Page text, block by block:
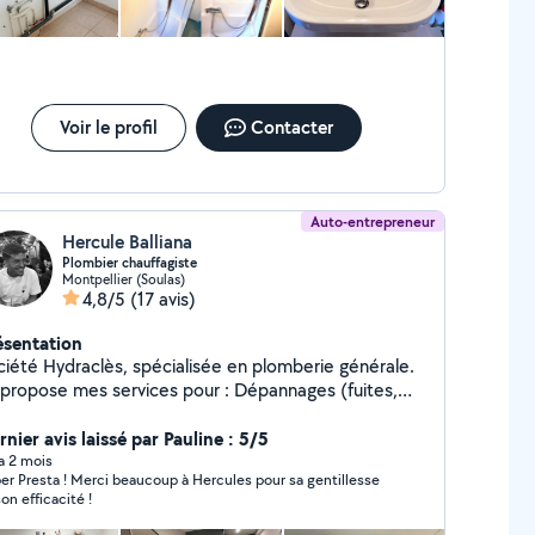
Voir le profil Contacter
Auto-entrepreneur
Hercule Balliana
Plombier chauffagiste
Montpellier (Soulas)
4,8/5 (17 avis)
Hydraclès, spécialisée en plomberie générale.
mes services pour : Dépannages (fuites,
Entretien et détartrage Pose de chauffe-
filtres anti-calcaire Travail soigné, rapide et
Disponible en urgence ou sur rendez-
N'hésitez pas à me contacter pour un devis
avis laissé par Pauline : 5/5
2 mois
Presta ! Merci beaucoup à Hercules pour sa gentillesse
efficacité !